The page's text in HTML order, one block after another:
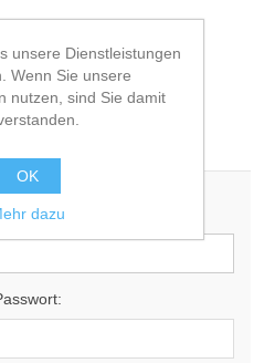
E-Mail:
unsere Dienstleistungen
Wenn Sie unsere
nutzen, sind Sie damit
OK
dazu